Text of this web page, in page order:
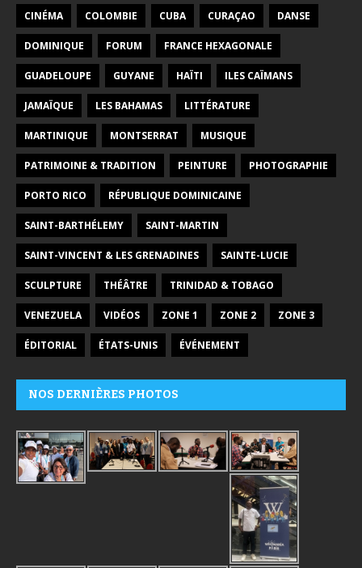
CINÉMA COLOMBIE CUBA CURAÇAO DANSE
DOMINIQUE FORUM FRANCE HEXAGONALE
GUADELOUPE GUYANE HAÏTI ILES CAÏMANS
JAMAÏQUE LES BAHAMAS LITTÉRATURE
MARTINIQUE MONTSERRAT MUSIQUE
PATRIMOINE & TRADITION PEINTURE PHOTOGRAPHIE
PORTO RICO RÉPUBLIQUE DOMINICAINE
SAINT-BARTHÉLEMY SAINT-MARTIN
SAINT-VINCENT & LES GRENADINES SAINTE-LUCIE
SCULPTURE THÉÂTRE TRINIDAD & TOBAGO
VENEZUELA VIDÉOS ZONE 1 ZONE 2 ZONE 3
ÉDITORIAL ÉTATS-UNIS ÉVÉNEMENT
NOS DERNIÈRES PHOTOS